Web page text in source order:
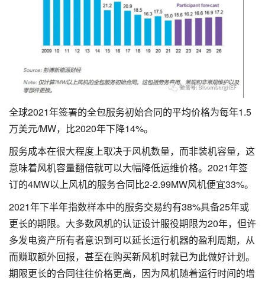
全球2021年签署的全包服务初始合同的平均价格为每年1.5
万美元/MW，比2020年下降14%。
服务成本在很大程度上取决于风机数量，而非装机容量，这
意味着风机容量翻倍就可以大幅降低运维价格。2021年签
订的4MW以上风机的服务合同比2-2.99MW风机便宜33%。
2021年下半年指数样本中的服务交易约有38%具备25年或
更长的期限。大多数风机的认证设计服役期限为20年，但许
多发电资产所有者意识到可以延长运行机器的盈利周期，从
而赚取额外回报，甚至在购买新风机时就已为此做好计划。
期限更长的合同往往价格更高，因为风机随着运行时间的增